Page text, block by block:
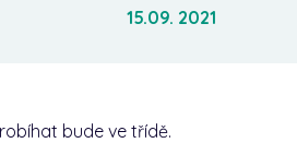
15.09. 2021
bude ve třídě.